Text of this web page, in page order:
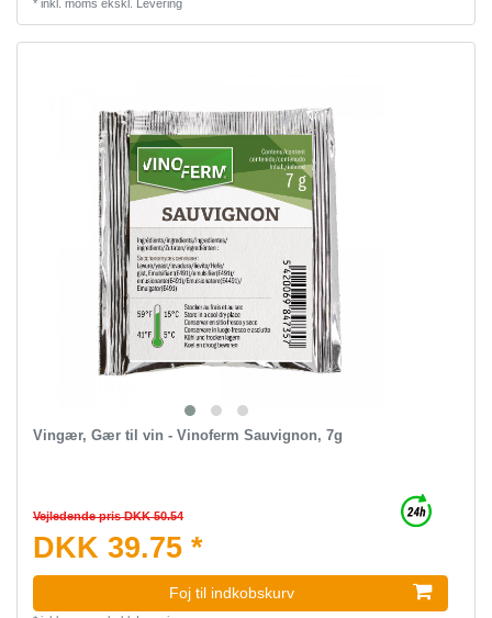
* inkl. moms ekskl. Levering
Vingær, Gær til vin - Vinoferm Sauvignon, 7g
Vejledende pris DKK 50.54
DKK 39.75 *
Foj til indkobskurv